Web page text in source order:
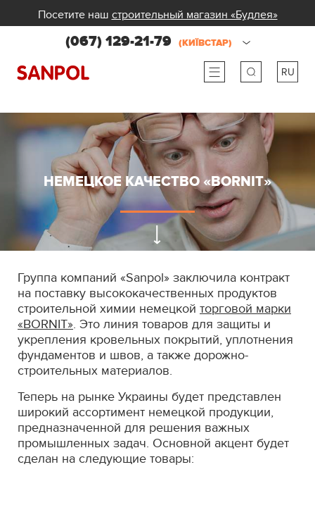
Посетите наш строительный магазин «Будлея»
(067) 129-21-79 (КИЇВСТАР)
RU
ua
НЕМЕЦКОЕ КАЧЕСТВО «BORNIT»
Группа компаний «Sanpol» заключила контракт
на поставку высококачественных продуктов
строительной химии немецкой торговой марки
«BORNIT». Это линия товаров для защиты и
укрепления кровельных покрытий, уплотнения
фундаментов и швов, а также дорожно-
строительных материалов.
Теперь на рынке Украины будет представлен
широкий ассортимент немецкой продукции,
предназначенной для решения важных
промышленных задач. Основной акцент будет
сделан на следующие товары: